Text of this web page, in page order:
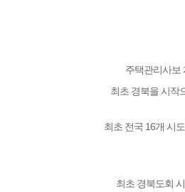
주택관리사보
최초 경북을 시작
최초 전국 16개 시
최초 경북도회